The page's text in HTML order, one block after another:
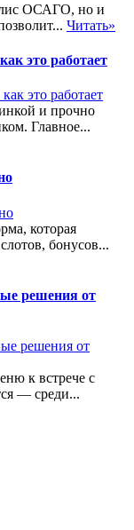
ОСАГО, но и
Читать»
это работает
и прочно
Главное...
которая
бонусов...
решения от
к встрече с
— среди...